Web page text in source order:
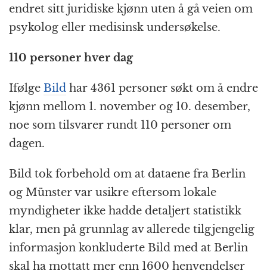
endret sitt juridiske kjønn uten å gå veien om
psykolog eller medisinsk undersøkelse.
110 personer hver dag
Ifølge Bild har 4361 personer søkt om å endre
kjønn mellom 1. november og 10. desember,
noe som tilsvarer rundt 110 personer om
dagen.
Bild tok forbehold om at dataene fra Berlin
og Münster var usikre eftersom lokale
myndigheter ikke hadde detaljert statistikk
klar, men på grunnlag av allerede tilgjengelig
informasjon konkluderte Bild med at Berlin
skal ha mottatt mer enn 1600 henvendelser